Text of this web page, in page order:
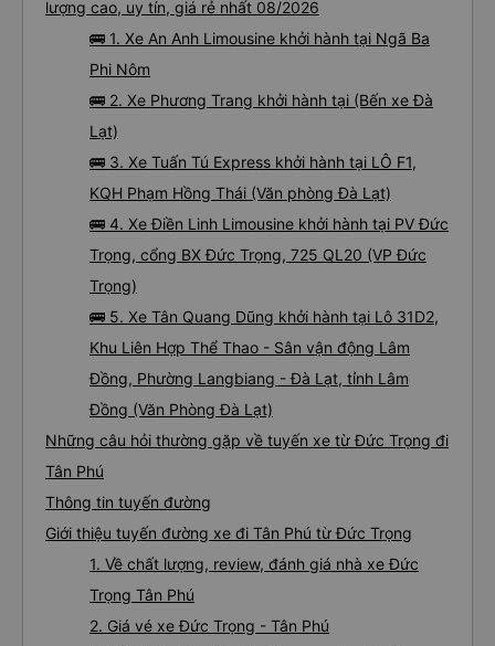
lượng cao, uy tín, giá rẻ nhất 08/2026
🚌 1. Xe An Anh Limousine khởi hành tại Ngã Ba
Phi Nôm
🚌 2. Xe Phương Trang khởi hành tại (Bến xe Đà
Lạt)
🚌 3. Xe Tuấn Tú Express khởi hành tại LÔ F1,
KQH Phạm Hồng Thái (Văn phòng Đà Lạt)
🚌 4. Xe Điền Linh Limousine khởi hành tại PV Đức
Trọng, cổng BX Đức Trọng, 725 QL20 (VP Đức
Trọng)
🚌 5. Xe Tân Quang Dũng khởi hành tại Lô 31D2,
Khu Liên Hợp Thể Thao - Sân vận động Lâm
Đồng, Phường Langbiang - Đà Lạt, tỉnh Lâm
Đồng (Văn Phòng Đà Lạt)
Những câu hỏi thường gặp về tuyến xe từ Đức Trọng đi
Tân Phú
Thông tin tuyến đường
Giới thiệu tuyến đường xe đi Tân Phú từ Đức Trọng
1. Về chất lượng, review, đánh giá nhà xe Đức
Trọng Tân Phú
2. Giá vé xe Đức Trọng - Tân Phú